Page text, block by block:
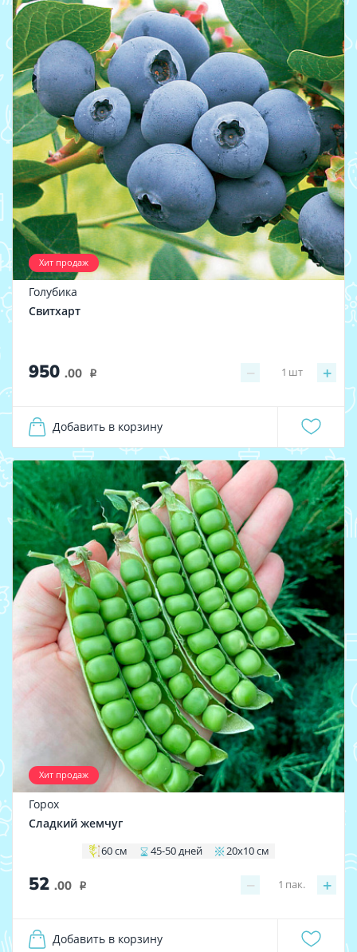
Хит продаж
Голубика
Свитхарт
950 .00 i − +
1 шт
Добавить в корзину
Хит продаж
Горох
Сладкий жемчуг
60 см 45-50 дней 20х10 см
52 .00 i − +
1 пак.
Добавить в корзину